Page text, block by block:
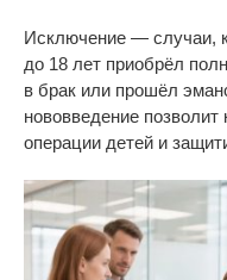
Исключение — случаи,
до 18 лет приобрёл
в брак или прошёл
нововведение
операции детей и